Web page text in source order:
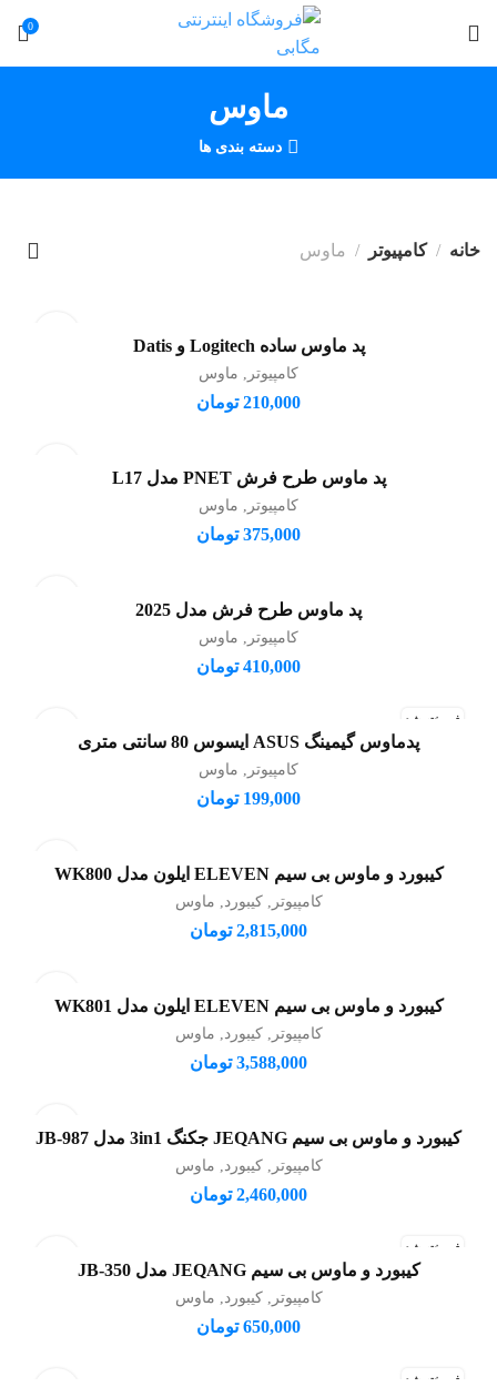
0
ماوس
دسته بندی ها
خانه کامپیوتر ماوس
افزودن به سبد خریدپد ماوس ساده Logitech و Datis
کامپیوتر ماوس
210,000 تومان
افزودن به سبد خرید
پد ماوس طرح فرش PNET مدل L17
کامپیوتر ماوس
375,000 تومان
افزودن به سبد خرید
پد ماوس طرح فرش مدل 2025
کامپیوتر ماوس
410,000 تومان
فروخته شد
اطلاعات بیشتر پدماوس گیمینگ ASUS ایسوس 80 سانتی متری
کامپیوتر ماوس
199,000 تومان
افزودن به سبد خریدکیبورد و ماوس بی سیم ELEVEN ایلون مدل WK800
کامپیوتر ,کیبورد ماوس
2,815,000 تومان
افزودن به سبد خریدکیبورد و ماوس بی سیم ELEVEN ایلون مدل WK801
کامپیوتر ,کیبورد ماوس
3,588,000 تومان
افزودن به سبد خریدکیبورد و ماوس بی سیم JEQANG جکنگ 3in1 مدل JB-987
کامپیوتر ,کیبورد ماوس
2,460,000 تومان
فروخته شد
اطلاعات بیشترکیبورد و ماوس بی سیم JEQANG مدل JB-350
کامپیوتر ,کیبورد ماوس
650,000 تومان
فروخته شد